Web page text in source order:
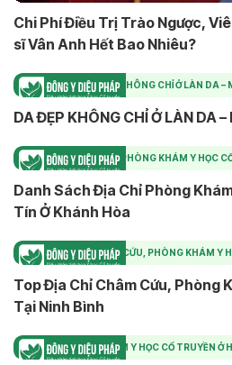
Chi Phí Điều Trị Trào Ngược,
sĩ Vân Anh Hết Bao Nhiêu?
DA ĐẸP KHÔNG CHỈ Ở LÀN DA –
DA ĐẸP KHÔNG CHỈ Ở LÀN DA
DANH SÁCH ĐỊA CHỈ PHÒNG KHÁM Y HỌC
Danh Sách Địa Chỉ Phòng
Tín Ở Khánh Hòa
TOP ĐỊA CHỈ CHÂM CỨU, PHÒNG KHÁM Y
Top Địa Chỉ Châm Cứu, Phòng
Tại Ninh Bình
TOP PHÒNG KHÁM Y HỌC CỔ TRUYỀN Ở